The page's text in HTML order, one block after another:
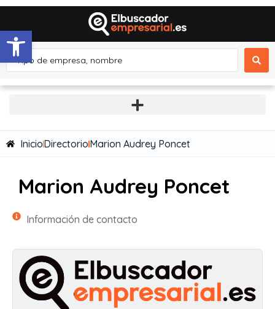
Abrir barra de herramientas
InicioDirectorioMarion Audrey Poncet
Marion Audrey Poncet
Información de contacto